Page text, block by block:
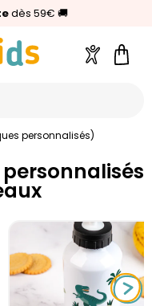
dès 59€ 🚚
:Annikids N°1
clients)
Compte
personnalisés)